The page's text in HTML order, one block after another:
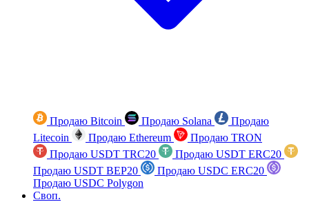
Продаю Bitcoin Продаю Solana
Продаю
Litecoin
Продаю Ethereum
Продаю TRON
Продаю USDT TRC20
Продаю USDT ERC20
Продаю USDT BEP20
Продаю USDC ERC20
Продаю USDC Polygon
Своп.